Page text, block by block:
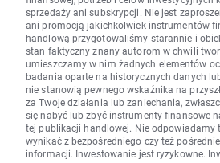
sprzedaży ani subskrypcji. Nie jest
ani promocją jakichkolwiek instrumentów
handlową przygotowaliśmy starannie i
stan faktyczny znany autorom w chwili
umieszczamy w nim żadnych elementów
badania oparte na historycznych danych
nie stanowią pewnego wskaźnika na
za Twoje działania lub zaniechania,
się nabyć lub zbyć instrumenty finansowe
tej publikacji handlowej. Nie odpowiadamy
wynikać z bezpośredniego czy też
informacji. Inwestowanie jest ryzykowne.